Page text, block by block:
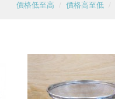
價格低至高 價格高至低